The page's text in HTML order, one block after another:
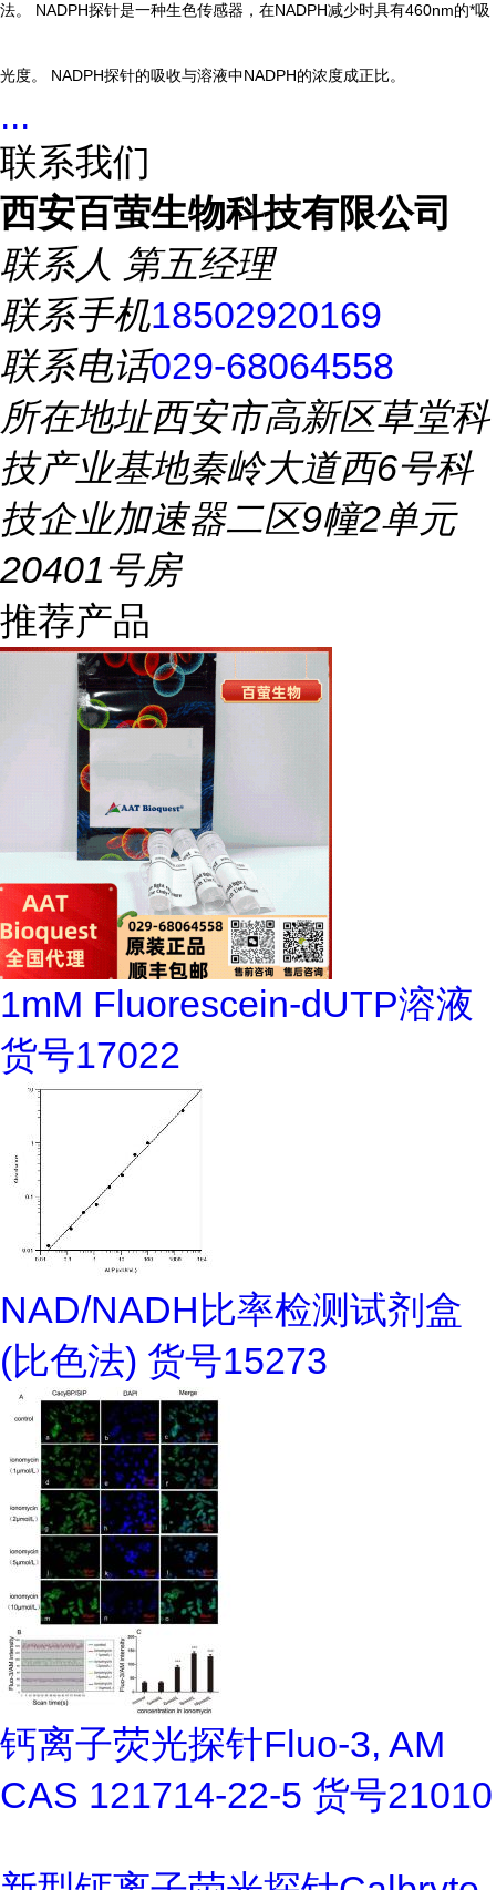
法。 NADPH探针是一种生色传感器，在NADPH减少时具有460nm的*吸
光度。 NADPH探针的吸收与溶液中NADPH的浓度成正比。
...
联系我们
西安百萤生物科技有限公司
联系人 第五经理
联系手机18502920169
联系电话029-68064558
所在地址西安市高新区草堂科
技产业基地秦岭大道西6号科
技企业加速器二区9幢2单元
20401号房
推荐产品
1mM Fluorescein-dUTP溶液
货号17022
NAD/NADH比率检测试剂盒
(比色法) 货号15273
钙离子荧光探针Fluo-3, AM
CAS 121714-22-5 货号21010